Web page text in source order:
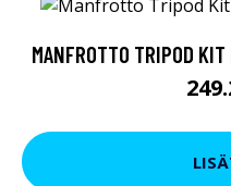
MANFROTTO TRIPOD